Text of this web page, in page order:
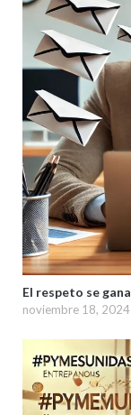
El respeto se gana
noviembre 18, 2024